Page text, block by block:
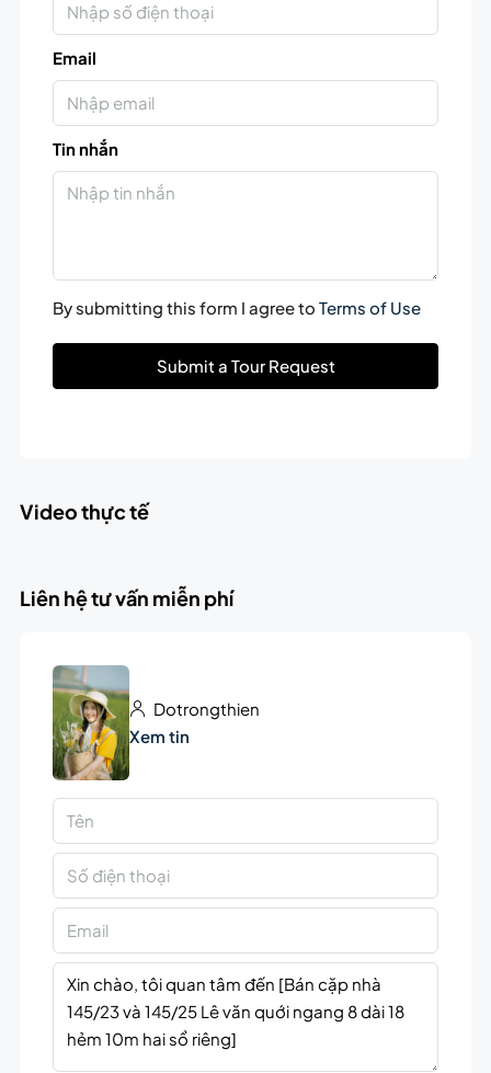
Email
Tin nhắn
By submitting this form I agree to Terms of Use
Submit a Tour Request
Video thực tế
Liên hệ tư vấn miễn phí
Dotrongthien
Xem tin